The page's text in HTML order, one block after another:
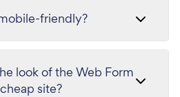
friendly?
look of the Web Form
site?